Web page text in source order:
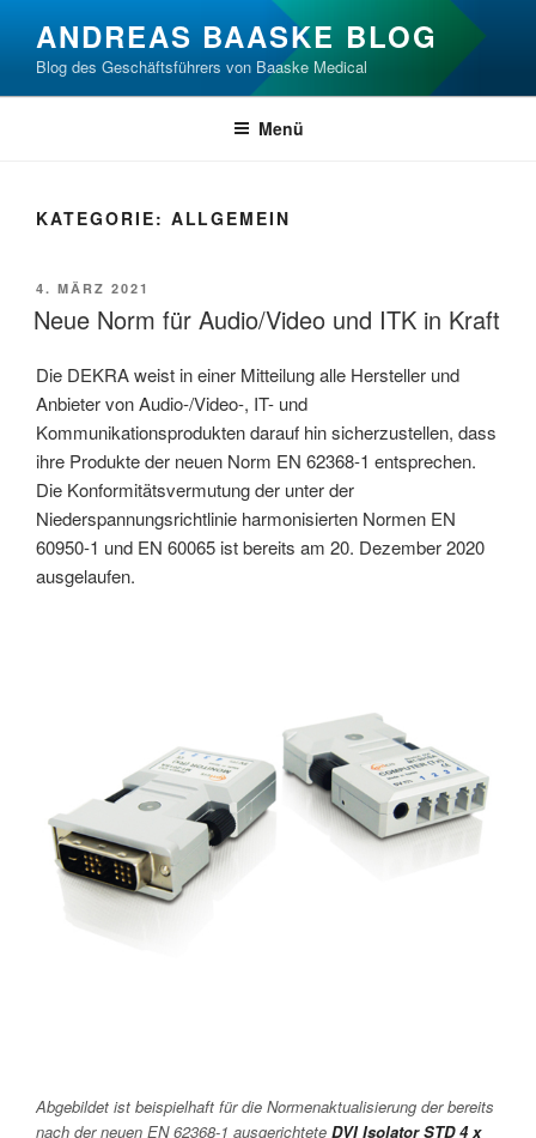
Inhalt
springen
ANDREAS BAASKE BLOG
Blog des Geschäftsführers von Baaske Medical
Menü
KATEGORIE: ALLGEMEIN
VERÖFFENTLICHT
AM
4. MÄRZ 2021
Neue Norm für Audio/Video und ITK in Kraft
Die DEKRA weist in einer Mitteilung alle Hersteller und
Anbieter von Audio-/Video-, IT- und
Kommunikationsprodukten darauf hin sicherzustellen, dass
ihre Produkte der neuen Norm EN 62368-1 entsprechen.
Die Konformitätsvermutung der unter der
Niederspannungsrichtlinie harmonisierten Normen EN
60950-1 und EN 60065 ist bereits am 20. Dezember 2020
ausgelaufen.
Abgebildet ist beispielhaft für die Normenaktualisierung der bereits
nach der neuen EN 62368-1 ausgerichtete DVI Isolator STD 4 x